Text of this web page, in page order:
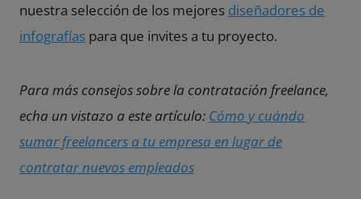
nuestra selección de los mejores diseñadores de
infografías para que invites a tu proyecto.
Para más consejos sobre la contratación freelance,
echa un vistazo a este artículo: Cómo y cuándo
sumar freelancers a tu empresa en lugar de
contratar nuevos empleados